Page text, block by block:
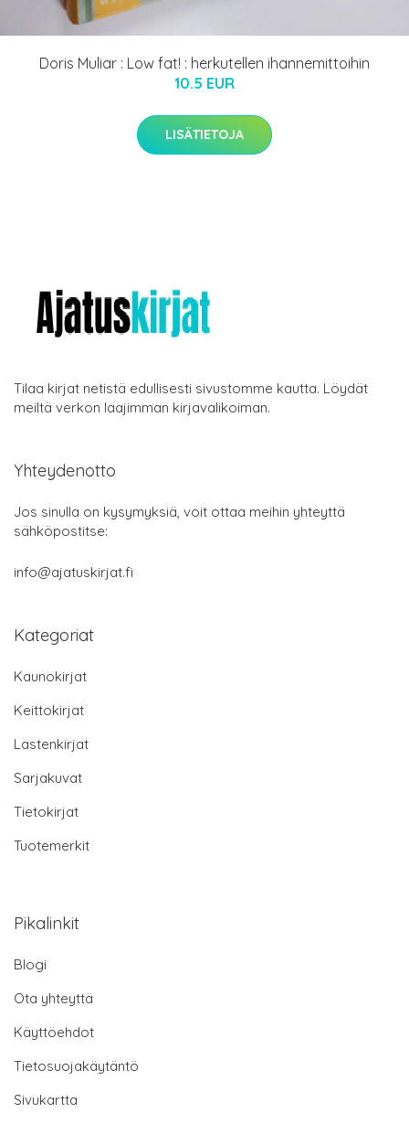
Doris Muliar : Low fat! : herkutellen ihannemittoihin
10.5 EUR
LISÄTIETOJA
Tilaa kirjat netistä edullisesti sivustomme kautta. Löydät
meiltä verkon laajimman kirjavalikoiman.
Yhteydenotto
Jos sinulla on kysymyksiä, voit ottaa meihin yhteyttä
sähköpostitse:
info@ajatuskirjat.fi
Kategoriat
Kaunokirjat
Keittokirjat
Lastenkirjat
Sarjakuvat
Tietokirjat
Tuotemerkit
Pikalinkit
Blogi
Ota yhteyttä
Käyttöehdot
Tietosuojakäytäntö
Sivukartta